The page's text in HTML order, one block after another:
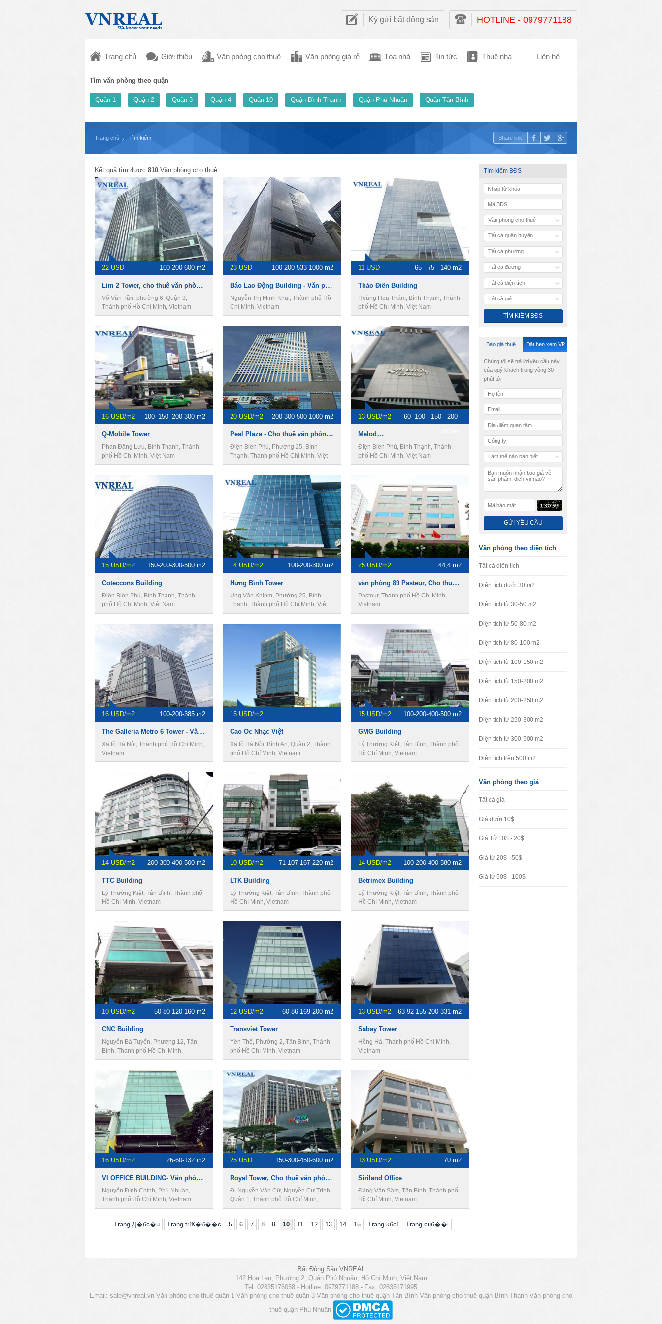
Ký gửi bất động sản HOTLINE - 0979771188
Trang chủ Giới thiệu Văn phòng cho thuê Văn phòng giá rẻ Tòa nhà Tin tức Thuê nhà Liên hệ
Tìm văn phòng theo quận
Quận 1 Quận 2 Quận 3 Quận 4 Quận 10 Quận Bình Thạnh Quận Phú Nhuận Quận Tân Bình
Trang chủ Tìm kiếm Share link
Kết quả tìm được 810 Văn phòng cho thuê
22 USD 100-200-600 m2
Lim 2 Tower, cho thuê văn phòng Quận 3
Võ Văn Tần, phường 6, Quận 3,
Thành phố Hồ Chí Minh, Vietnam
23 USD 100-200-533-1000 m2
Báo Lao Động Building - Văn phòng cho thuê Quận 3
Nguyễn Thị Minh Khai, Thành phố Hồ
Chí Minh, Vietnam
11 USD 65 - 75 - 140 m2
Thảo Điền Building
Hoàng Hoa Thám, Bình Thạnh, Thành
phố Hồ Chí Minh, Việt Nam
16 USD/m2 100–150–200-300 m2
Q-Mobile Tower
Phan Đăng Lưu, Bình Thạnh, Thành
phố Hồ Chí Minh, Việt Nam
20 USD/m2 200-300-500-1000 m2
Peal Plaza - Cho thuê văn phòng quận Bình Thạnh
Điện Biên Phủ, Phường 25, Bình
Thạnh, Thành phố Hồ Chí Minh, Việt
Nam
13 USD/m2
60 -100 - 150 - 200 -
Melody 1 Building - Văn phòng cho thuê quận bình thạnh
Điện Biên Phủ, Bình Thạnh, Thành
phố Hồ Chí Minh, Việt Nam
15 USD/m2 150-200-300-500 m2
Coteccons Building
Điện Biên Phủ, Bình Thạnh, Thành
phố Hồ Chí Minh, Việt Nam
14 USD/m2 100-200-300 m2
Hưng Bình Tower
Ung Văn Khiêm, Phường 25, Bình
Thạnh, Thành phố Hồ Chí Minh, Việt
Nam
25 USD/m2 44,4 m2
văn phòng 89 Pasteur, Cho thuê văn phòng quận 1
Pasteur, Thành phố Hồ Chí Minh,
Vietnam
16 USD/m2 100-200-385 m2
The Galleria Metro 6 Tower - Văn phòng cho thuê quận 2.
Xa lộ Hà Nội, Thành phố Hồ Chí Minh,
Vietnam
15 USD/m2
Cao Ôc Nhạc Việt
Xa lộ Hà Nội, Bình An, Quận 2, Thành
phố Hồ Chí Minh, Vietnam
15 USD/m2 100-200-400-500 m2
GMG Building
Lý Thường Kiệt, Tân Bình, Thành phố
Hồ Chí Minh, Vietnam
14 USD/m2 200-300-400-500 m2
TTC Building
Lý Thường Kiệt, Tân Bình, Thành phố
Hồ Chí Minh, Vietnam
10 USD/m2 71-107-167-220 m2
LTK Building
Lý Thường Kiệt, Tân Bình, Thành phố
Hồ Chí Minh, Vietnam
14 USD/m2 100-200-400-580 m2
Betrimex Building
Lý Thường Kiệt, Tân Bình, Thành phố
Hồ Chí Minh, Vietnam
10 USD/m2 50-80-120-160 m2
CNC Building
Nguyễn Bá Tuyển, Phường 12, Tân
Bình, Thành phố Hồ Chí Minh,
Vietnam
12 USD/m2 60-86-169-200 m2
Transviet Tower
Yên Thế, Phường 2, Tân Bình, Thành
phố Hồ Chí Minh, Vietnam
13 USD/m2 63-92-155-200-331 m2
Sabay Tower
Hồng Hà, Thành phố Hồ Chí Minh,
Vietnam
16 USD/m2 26-60-132 m2
VI OFFICE BUILDING- Văn phòng cho thuê quận phú nhuận
Nguyễn Đình Chính, Phú Nhuận,
Thành phố Hồ Chí Minh, Vietnam
25 USD 150-300-450-600 m2
Royal Tower, Cho thuê văn phòng quận 1
Đ. Nguyễn Văn Cừ, Nguyễn Cư Trinh,
Quận 1, Thành phố Hồ Chí Minh,
Vietnam
13 USD/m2 70 m2
Siriland Office
Đặng Văn Sâm, Tân Bình, Thành phố
Hồ Chí Minh, Vietnam
Trang Д�бє�u Trang trЖ�б��c 5 6 7 8 9 10 11 12 13 14 15 Trang kбєї Trang cuб��i
Tìm kiếm BĐS
Văn phòng cho thuê
Tất cả quận huyện
Tất cả phường
Tất cả đường
Tất cả diện tích
Tất cả giá
Báo giá thuê Đặt hẹn xem VP
Chúng tôi sẽ trả lời yêu cầu này
của quý khách trong vòng 30
phút tới
Làm thế nào bạn biết
Văn phòng theo diện tích
Tất cả diện tích
Diện tích dưới 30 m2
Diện tích từ 30-50 m2
Diện tích từ 50-80 m2
Diện tích từ 80-100 m2
Diện tích từ 100-150 m2
Diện tích từ 150-200 m2
Diện tích từ 200-250 m2
Diện tích từ 250-300 m2
Diện tích từ 300-500 m2
Diện tích trên 500 m2
Văn phòng theo giá
Tất cả giá
Giá dưới 10$
Giá Từ 10$ - 20$
Giá từ 20$ - 50$
Giá từ 50$ - 100$
Bất Động Sản VNREAL
142 Hoa Lan, Phường 2, Quận Phú Nhuận, Hồ Chí Minh, Việt Nam
Tel: 02835176058 - Hotline: 0979771188 - Fax: 02835171995
Email: sale@vnreal.vn Văn phòng cho thuê quận 1 Văn phòng cho thuê quận 3 Văn phòng cho thuê quận Tân Bình Văn phòng cho thuê quận Bình Thạnh Văn phòng cho
thuê quận Phú Nhuận